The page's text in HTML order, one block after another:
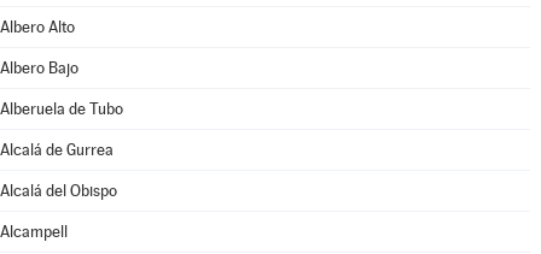
Albero Alto
Albero Bajo
Alberuela de Tubo
Alcalá de Gurrea
Alcalá del Obispo
Alcampell